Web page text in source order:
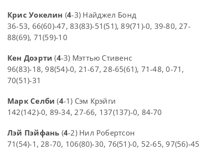
Крис Уокелин (4-3) Найджел Бонд
36-53, 66(60)-47, 83(83)-51(51), 89(71)-0, 39-80, 27-
88(69), 71(59)-10
Кен Доэрти (4-3) Мэттью Стивенс
96(83)-18, 98(54)-0, 21-67, 28-65(61), 71-48, 0-71,
70(51)-31
Марк Селби (4-1) Сэм Крэйги
142(142)-0, 89-34, 27-66, 137(137)-0, 84-70
Лэй Пэйфань (4-2) Нил Робертсон
71(54)-1, 28-70, 106(80)-30, 76(51)-0, 52-65, 97(56)-45